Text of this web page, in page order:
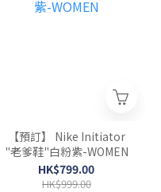
【預訂】 Nike Initiator
"老爹鞋"白粉紫-WOMEN
HK$799.00
HK$999.00